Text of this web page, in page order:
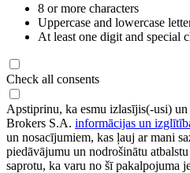
8 or more characters
Uppercase and lowercase
At least one digit and special
Check all consents
Apstiprinu, ka esmu izlasījis(-usi)
Brokers S.A. informācijas un
un nosacījumiem, kas ļauj ar mani
piedāvājumu un nodrošinātu
saprotu, ka varu no šī pakalpojuma